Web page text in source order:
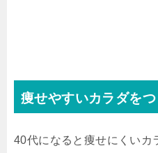
痩せやすいカラダをつ
40代になると痩せにくいカ